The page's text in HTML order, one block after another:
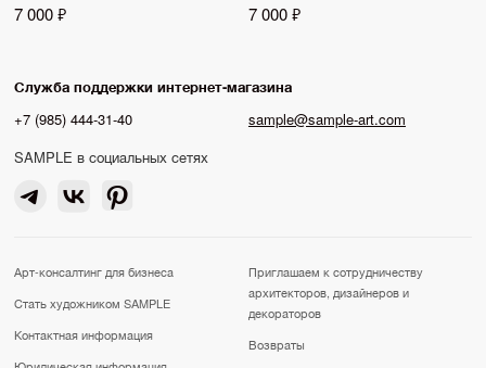
7 000 ₽ 7 000 ₽
Служба поддержки интернет-магазина
+7 (985) 444-31-40
sample@sample-art.com
SAMPLE в социальных сетях
Арт-консалтинг для бизнеса
Стать художником SAMPLE
Контактная информация
Приглашаем к сотрудничеству
архитекторов, дизайнеров и
декораторов
Возвраты